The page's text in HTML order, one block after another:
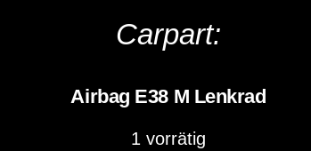
Carpart:
Airbag E38 M Lenkrad
1 vorrätig